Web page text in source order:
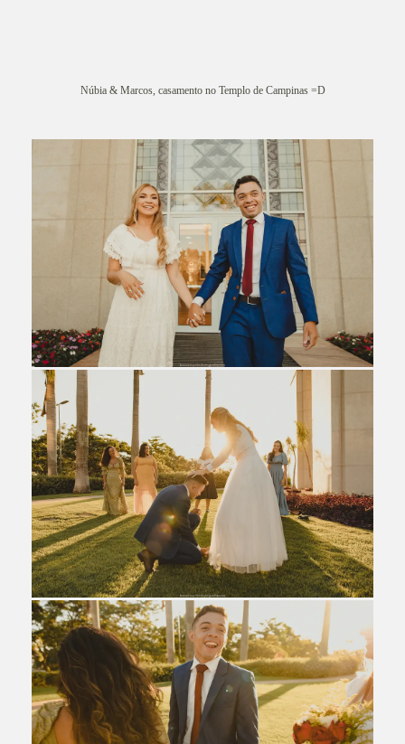
Núbia & Marcos, casamento no Templo de Campinas =D